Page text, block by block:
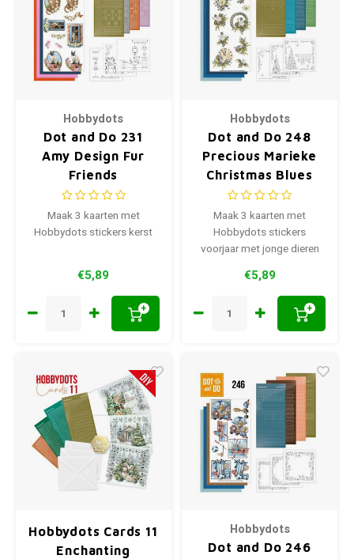
Hobbydots
Dot and Do 231
Amy Design Fur
Friends
Maak 3 kaarten met
Hobbydots stickers kerst
€5,89
+
Hobbydots
Dot and Do 248
Precious Marieke
Christmas Blues
Maak 3 kaarten met
Hobbydots stickers
voorjaar met jonge dieren
€5,89
+
Hobbydots Cards 11
Enchanting
Hobbydots
Dot and Do 246